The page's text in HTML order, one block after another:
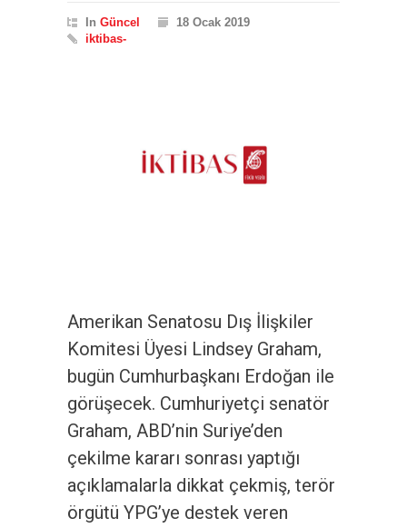
In Güncel
18 Ocak 2019
iktibas-
Amerikan Senatosu Dış İlişkiler
Komitesi Üyesi Lindsey Graham,
bugün Cumhurbaşkanı Erdoğan ile
görüşecek. Cumhuriyetçi senatör
Graham, ABD’nin Suriye’den
çekilme kararı sonrası yaptığı
açıklamalarla dikkat çekmiş, terör
örgütü YPG’ye destek veren